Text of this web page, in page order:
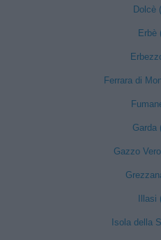
Dolcè
Erbè
Ferrara di
Garda
Gazzo
Illasi
Isola della